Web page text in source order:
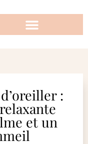
:
et un